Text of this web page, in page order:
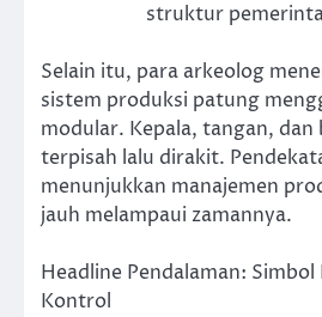
struktur
Selain itu, para arkeolog
sistem produksi patung
modular. Kepala, tangan, dan
terpisah lalu dirakit.
menunjukkan manajemen
jauh melampaui zamannya.
Headline Pendalaman: Simbol
Kontrol